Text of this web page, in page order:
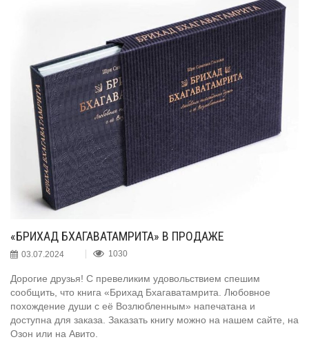
«БРИХАД БХАГАВАТАМРИТА» В ПРОДАЖЕ
03.07.2024 1030
Дорогие друзья! С превеликим удовольствием спешим
сообщить, что книга «Брихад Бхагаватамрита. Любовное
похождение души с её Возлюбленным» напечатана и
доступна для заказа. Заказать книгу можно на нашем сайте, на
Озон или на Авито.